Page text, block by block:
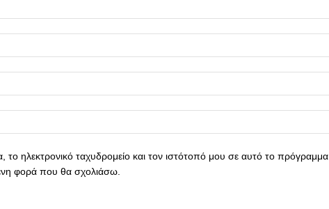
το ηλεκτρονικό ταχυδρομείο και τον ιστότοπό μου σε αυτό το πρόγραμμα
φορά που θα σχολιάσω.